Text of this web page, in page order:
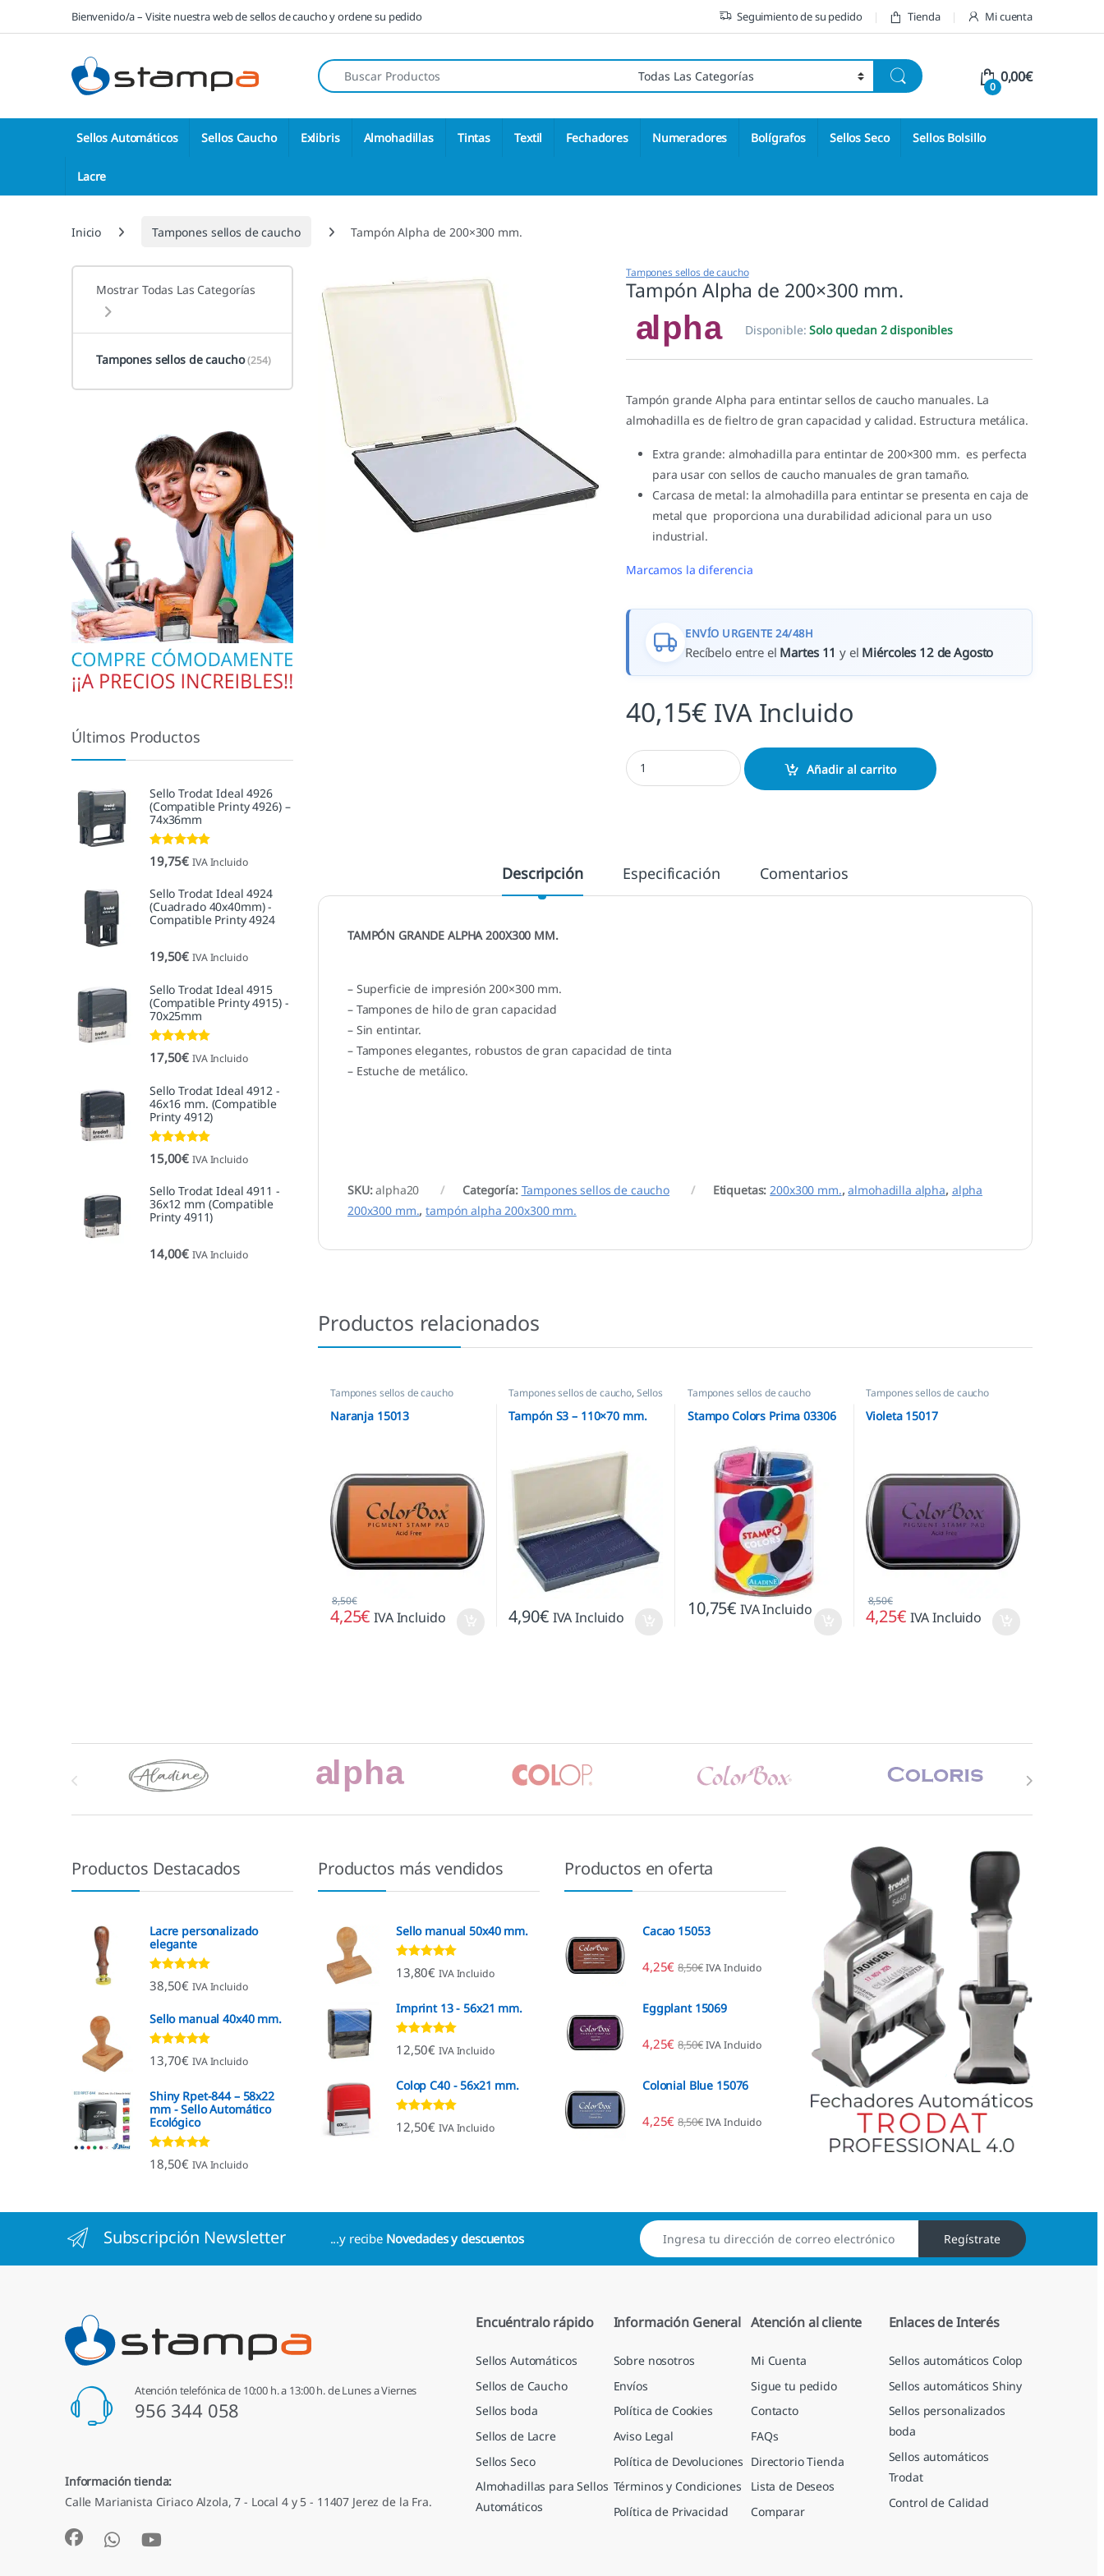
Saltar a la navegación
Saltar al contenidoBienvenido/a – Visite nuestra web de sellos de caucho y ordene su pedido Seguimiento de su pedido Tienda Mi cuenta
Búsqueda de:
0
0,00€
Sellos Automáticos Sellos Caucho Exlibris Almohadillas Tintas Textil Fechadores Numeradores Bolígrafos Sellos Seco Sellos Bolsillo
Lacre
Inicio Tampones sellos de caucho Tampón Alpha de 200×300 mm.
Tampones sellos de caucho
Tampón Alpha de 200×300 mm.
Disponible:Solo quedan 2 disponibles
Tampón grande Alpha para entintar sellos de caucho manuales. La
almohadilla es de fieltro de gran capacidad y calidad. Estructura metálica.
Extra grande: almohadilla para entintar de 200×300 mm. es perfecta
para usar con sellos de caucho manuales de gran tamaño.
Carcasa de metal: la almohadilla para entintar se presenta en caja de
metal que proporciona una durabilidad adicional para un uso
industrial.
Marcamos la diferencia
ENVÍO URGENTE 24/48H
Recíbelo entre el Martes 11 y el Miércoles 12 de Agosto
40,15€ IVA Incluido
Tampón Alpha de 200x300 mm. cantidad
Añadir al carrito
Descripción Especificación Comentarios
TAMPÓN GRANDE ALPHA 200X300 MM.
– Superficie de impresión 200×300 mm.
– Tampones de hilo de gran capacidad
– Sin entintar.
– Tampones elegantes, robustos de gran capacidad de tinta
– Estuche de metálico.
SKU:alpha20 Categoría: Tampones sellos de caucho Etiquetas:200x300 mm.,almohadilla alpha, alpha
200x300 mm.,tampón alpha 200x300 mm.
Productos relacionados
Tampones sellos de caucho
Naranja 15013
4,25€
8,50€
IVA Incluido
Tampones sellos de caucho, Sellos
empresas
Tampón S3 – 110×70 mm.
4,90€ IVA Incluido
Tampones sellos de caucho
Stampo Colors Prima 03306
10,75€ IVA Incluido
Tampones sellos de caucho
Violeta 15017
4,25€
8,50€
IVA Incluido
Mostrar Todas Las Categorías
Tampones sellos de caucho(254)
Últimos Productos
Sello Trodat Ideal 4926
(Compatible Printy 4926) –
74x36mm
Valorado con
5.00de 5
19,75€ IVA Incluido
Sello Trodat Ideal 4924
(Cuadrado 40x40mm) -
Compatible Printy 4924
19,50€ IVA Incluido
Sello Trodat Ideal 4915
(Compatible Printy 4915) -
70x25mm
Valorado con
5.00de 5
17,50€ IVA Incluido
Sello Trodat Ideal 4912 -
46x16 mm. (Compatible
Printy 4912)
Valorado con
5.00de 5
15,00€ IVA Incluido
Sello Trodat Ideal 4911 -
36x12 mm (Compatible
Printy 4911)
14,00€ IVA Incluido
Marcas De Carrusel
Productos Destacados
Lacre personalizado
elegante
Valorado con
4.92de 5
38,50€ IVA Incluido
Sello manual 40x40 mm.
Valorado con
4.96de 5
13,70€ IVA Incluido
Shiny Rpet-844 – 58x22
mm - Sello Automático
Ecológico
Valorado con
4.96de 5
18,50€ IVA Incluido
Productos más vendidos
Sello manual 50x40 mm.
Valorado con
4.80de 5
13,80€ IVA Incluido
Imprint 13 - 56x21 mm.
Valorado con
4.96de 5
12,50€ IVA Incluido
Colop C40 - 56x21 mm.
Valorado con
4.89de 5
12,50€ IVA Incluido
Productos en oferta
Cacao 15053
4,25€ 8,50€ IVA Incluido
Eggplant 15069
4,25€ 8,50€ IVA Incluido
Colonial Blue 15076
4,25€ 8,50€ IVA Incluido
Subscripción Newsletter ...y recibe Novedades y descuentos Regístrate
Atención telefónica de 10:00 h. a 13:00 h. de Lunes a Viernes
956 344 058
Información tienda:
Calle Marianista Ciriaco Alzola, 7 - Local 4 y 5 - 11407 Jerez de la Fra.
Encuéntralo rápido
Sellos Automáticos
Sellos de Caucho
Sellos boda
Sellos de Lacre
Sellos Seco
Almohadillas para Sellos
Automáticos
Información General
Sobre nosotros
Envíos
Política de Cookies
Aviso Legal
Política de Devoluciones
Términos y Condiciones
Política de Privacidad
Atención al cliente
Mi Cuenta
Sigue tu pedido
Contacto
FAQs
Directorio Tienda
Lista de Deseos
Comparar
Enlaces de Interés
Sellos automáticos Colop
Sellos automáticos Shiny
Sellos personalizados
boda
Sellos automáticos
Trodat
Control de Calidad